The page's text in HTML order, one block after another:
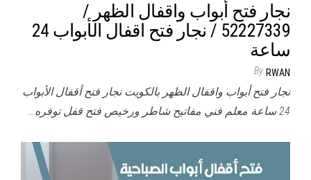
نجار فتح أبواب واقفال الظهر /
52227339 / نجار فتح اقفال الأبواب 24
ساعة
By RWAN
نجار فتح أبواب واقفال الظهر بالكويت نجار فتح أقفال الأبواب
24 ساعة معلم فني مفاتيح شاطر ورخيص فتح قفل توفره…